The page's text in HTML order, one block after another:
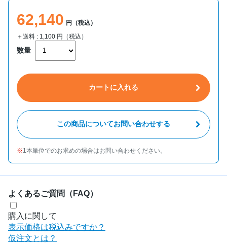
62,140 円（税込）
＋送料 : 1,100 円（税込）
数量
カートに入れる
この商品についてお問い合わせする
1本単位でのお求めの場合はお問い合わせください。
よくあるご質問（FAQ）
購入に関して
表示価格は税込みですか？
仮注文とは？